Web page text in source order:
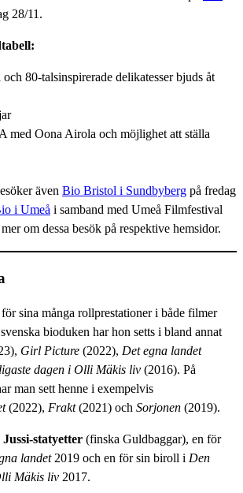
28/11.
80-talsinspirerade delikatesser bjuds åt
med Oona Airola och möjlighet att ställa
även Bio Bristol i Sundbyberg på fredag
i Umeå i samband med Umeå Filmfestival
om dessa besök på respektive hemsidor.
sina många rollprestationer i både filmer
bioduken har hon setts i bland annat
Girl Picture (2022), Det egna landet
dagen i Olli Mäkis liv (2016). På
man sett henne i exempelvis
(2022), Frakt(2021) och Sorjonen (2019).
Jussi-statyetter (finska Guldbaggar), en för
landet2019 och en för sin biroll i Den
Mäkis liv 2017.